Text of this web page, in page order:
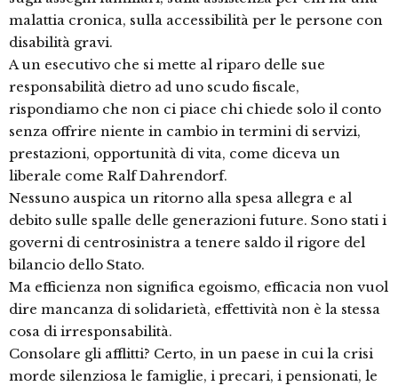
malattia cronica, sulla accessibilità per le persone con
disabilità gravi.
A un esecutivo che si mette al riparo delle sue
responsabilità dietro ad uno scudo fiscale,
rispondiamo che non ci piace chi chiede solo il conto
senza offrire niente in cambio in termini di servizi,
prestazioni, opportunità di vita, come diceva un
liberale come Ralf Dahrendorf.
Nessuno auspica un ritorno alla spesa allegra e al
debito sulle spalle delle generazioni future. Sono stati i
governi di centrosinistra a tenere saldo il rigore del
bilancio dello Stato.
Ma efficienza non significa egoismo, efficacia non vuol
dire mancanza di solidarietà, effettività non è la stessa
cosa di irresponsabilità.
Consolare gli afflitti? Certo, in un paese in cui la crisi
morde silenziosa le famiglie, i precari, i pensionati, le